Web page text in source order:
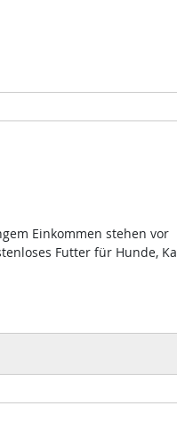
Einkommen stehen vor
Futter für Hunde,